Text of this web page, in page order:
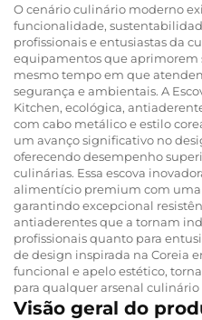
O cenário culinário moderno
funcionalidade,
profissionais e entusiastas da
equipamentos que aprimorem
mesmo tempo em que
segurança e ambientais. A
Kitchen, ecológica,
com cabo metálico e estilo
um avanço significativo no
oferecendo desempenho
culinárias. Essa escova
alimentício premium com uma
garantindo excepcional
antiaderentes que a tornam
profissionais quanto para
de design inspirada na Coreia
funcional e apelo estético,
para qualquer arsenal
Visão geral do